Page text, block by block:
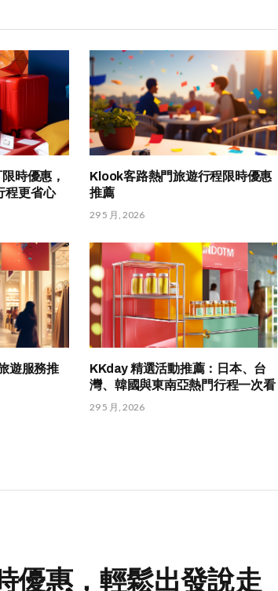
時優惠，
程更省心
Klook客路熱門旅遊行程限時優惠
推薦
29 5 月, 2026
遊服務推
KKday 精選活動推薦：日本、台
灣、韓國與東南亞熱門行程一次看
29 5 月, 2026
優惠，輕鬆出發說走